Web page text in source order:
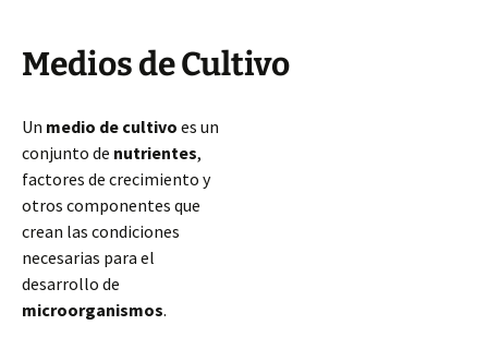
Medios de Cultivo
Un medio de cultivo es un
conjunto de nutrientes,
factores de crecimiento y
otros componentes que
crean las condiciones
necesarias para el
desarrollo de
microorganismos.